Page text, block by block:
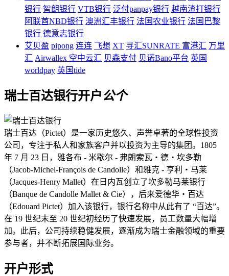
银行 智朗银行 VTB银行 泛付panpay银行 越南渣打银行
阿联酋NBD银行 澳洲汇丰银行 法国农业银行 法国巴黎
银行 德意志银行
艾贝盈 pipong 连连 飞想 XT 寻汇SUNRATE 富港汇 万里
汇 Airwallex 空中云汇 贝森支付 贝诺Bano平台 英国
worldpay 英国tide
瑞士百达银行开户公个
瑞士百达（Pictet）是一家历史悠久、声誉卓著的全球性投资
公司，专注于私人和家族客户并以投资为主导的集团。1805
年 7 月 23 日，雅各布 - 米歇尔 - 弗朗索瓦・德・坎多勒
（Jacob-Michel-François de Candolle）和雅克 - 亨利・马莱
（Jacques-Henry Mallet）在日内瓦创立了坎多勒马莱银行
（Banque de Candolle Mallet & Cie），后来爱德华・百达
（Edouard Pictet）加入该银行，银行名称中从此有了 “百达”。
在 19 世纪末至 20 世纪初经历了快速发展，员工数量大幅增
加。此后，公司持续稳健发展，逐渐成为瑞士金融领域的重要
参与者，并不断拓展国际业务。
开户形式